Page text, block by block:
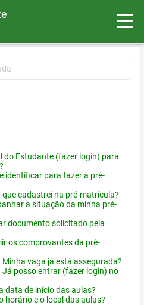
do Estudante (fazer login) para
identificar para fazer a pré-
que cadastrei na pré-matrícula?
a situação da minha pré-
documento solicitado pela
os comprovantes da pré-
vaga já está assegurada?
Já posso entrar (fazer login) no
data de início das aulas?
horário e o local das aulas?